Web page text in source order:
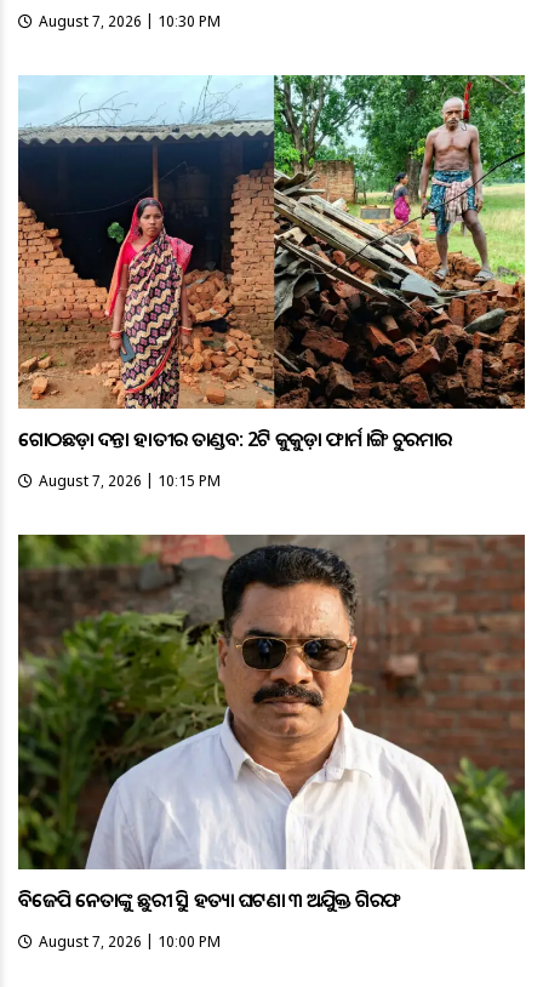
August 7, 2026 | 10:30 PM
ଗୋଠଛଡ଼ା ଦନ୍ତା ହାତୀର ତାଣ୍ଡବ: 2ଟି କୁକୁଡ଼ା ଫାର୍ମ ଭାଙ୍ଗି ଚୁରମାର
August 7, 2026 | 10:15 PM
ବିଜେପି ନେତାଙ୍କୁ ଛୁରୀ ଭୁସି ହତ୍ୟା ଘଟଣା ୩ ଅଭିଯୁକ୍ତ ଗିରଫ
August 7, 2026 | 10:00 PM